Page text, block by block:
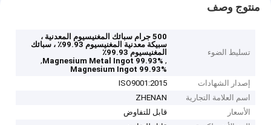
منتوج وصف
تسليط الضوء
500 جرام سبائك المغنيسيوم المعدنية ،
سبيكة معدنية المغنيسيوم 99.93٪ ، سبائك
المغنيسيوم 99.93٪
,
Magnesium Metal Ingot 99.93%
,
Magnesium Ingot 99.93%
إصدار الشهادات
ISO9001:2015
اسم العلامة التجارية
ZHENAN
الأسعار
قابل للتفاوض